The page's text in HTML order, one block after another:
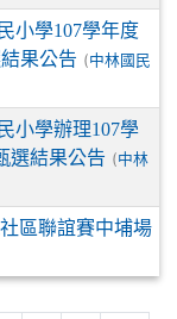
小學107學年度
果公告 (中林國民
小學辦理107學
選結果公告 (中林
區聯誼賽中埔場